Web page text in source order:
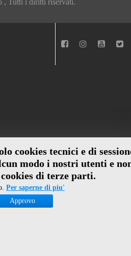
cookies tecnici e di
modo i nostri utenti e
di terze parti.
Per saperne di piu'
Approvo